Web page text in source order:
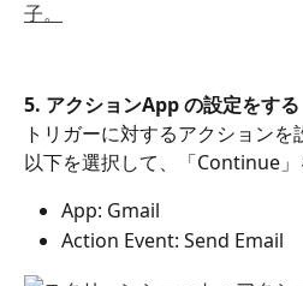
5. アクションApp の設定をする
トリガーに対するアクションを
以下を選択して、「Continue」
App: Gmail
Action Event: Send Email